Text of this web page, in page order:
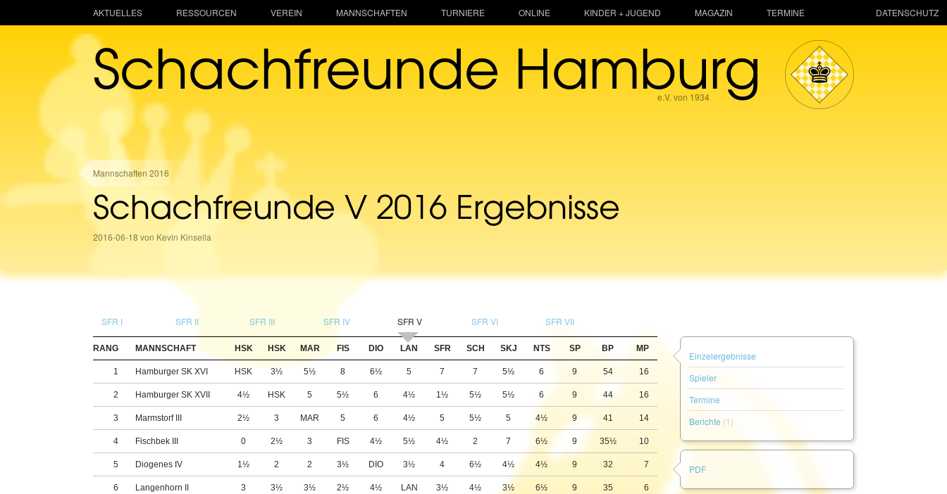
AKTUELLES RESSOURCEN VEREIN MANNSCHAFTEN TURNIERE ONLINE KINDER + JUGEND MAGAZIN TERMINE
Schachfreunde Hamburg
e.V. von 1934
Mannschaften 2016
Schachfreunde V 2016 Ergebnisse
2016-06-18 von Kevin Kinsella
SFR I SFR II SFR III SFR IV SFR V SFR VI SFR VII
RANG MANNSCHAFT HSK HSK MAR FIS DIO LAN SFR SCH SKJ NTS SP BP MP
1 Hamburger SK XVI HSK 3½ 5½ 8 6½ 5 7 7 5½ 6 9 54 16
2 Hamburger SK XVII 4½ HSK 5 5½ 6 4½ 1½ 5½ 5½ 6 9 44 16
3 Marmstorf III 2½ 3 MAR 5 6 4½ 5 5½ 5 4½ 9 41 14
4 Fischbek III 0 2½ 3 FIS 4½ 5½ 4½ 2 7 6½ 9 35½ 10
5 Diogenes IV 1½ 2 2 3½ DIO 3½ 4 6½ 4½ 4½ 9 32 7
6 Langenhorn II 3 3½ 3½ 2½ 4½ LAN 3½ 4½ 3½ 6½ 9 35 6
Einzelergebnisse
Spieler
Termine
Berichte (1)
PDF
DATENSCHUTZ